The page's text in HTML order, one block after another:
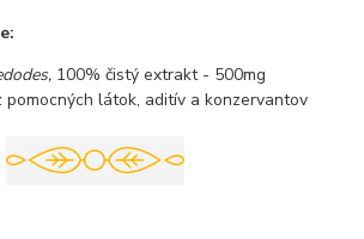
100% čistý extrakt - 500mg
pomocných látok, aditív a konzervantov